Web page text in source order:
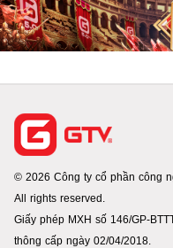
© 2026 Công ty cổ phần công
All rights reserved.
Giấy phép MXH số 146/GP-
thông cấp ngày 02/04/2018.